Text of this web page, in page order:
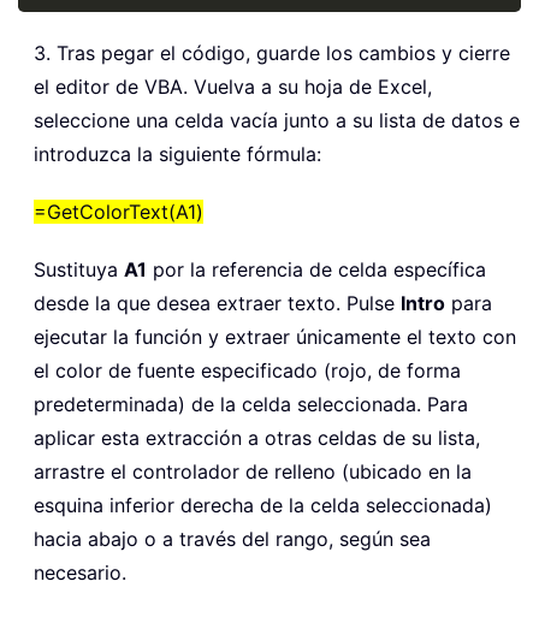
3. Tras pegar el código, guarde los cambios y cierre
el editor de VBA. Vuelva a su hoja de Excel,
seleccione una celda vacía junto a su lista de datos e
introduzca la siguiente fórmula:
=GetColorText(A1)
Sustituya A1 por la referencia de celda específica
desde la que desea extraer texto. Pulse Intro para
ejecutar la función y extraer únicamente el texto con
el color de fuente especificado (rojo, de forma
predeterminada) de la celda seleccionada. Para
aplicar esta extracción a otras celdas de su lista,
arrastre el controlador de relleno (ubicado en la
esquina inferior derecha de la celda seleccionada)
hacia abajo o a través del rango, según sea
necesario.